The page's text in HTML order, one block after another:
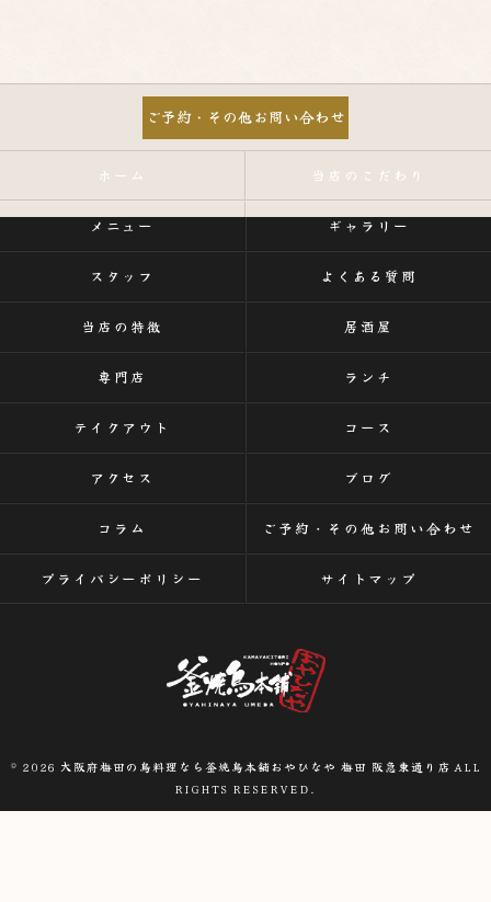
ご予約・その他お問い合わせ
ホーム 当店のこだわり
メニュー ギャラリー
スタッフ よくある質問
当店の特徴 居酒屋
専門店 ランチ
テイクアウト コース
アクセス ブログ
コラム ご予約・その他お問い合わせ
プライバシーポリシー サイトマップ
© 2026 大阪府梅田の鳥料理なら釜焼鳥本舗おやひなや 梅田 阪急東通り店 ALL
RIGHTS RESERVED.